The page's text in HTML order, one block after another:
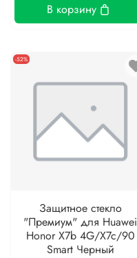
В корзину
-52%
Защитное стекло
"Премиум" для Huawei
Honor X7b 4G/X7c/90
Smart Черный